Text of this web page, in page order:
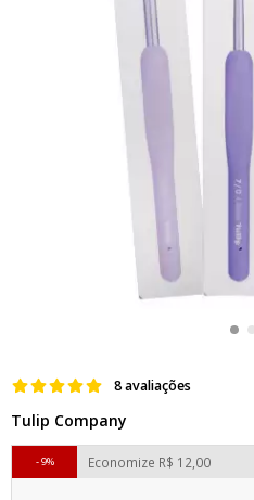
8 avaliações
Tulip Company
Economize R$ 12,00
9%